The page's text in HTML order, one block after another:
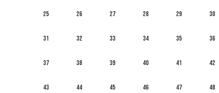
25 26 27 28 29 30
31 32 33 34 35 36
37 38 39 40 41 42
43 44 45 46 47 48